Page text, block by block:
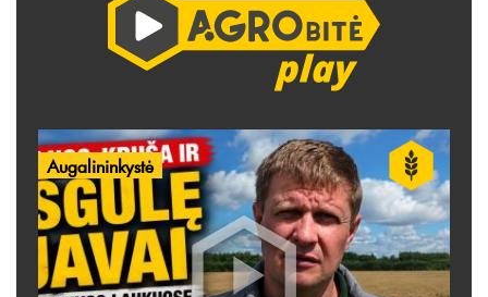
Augalininkystė